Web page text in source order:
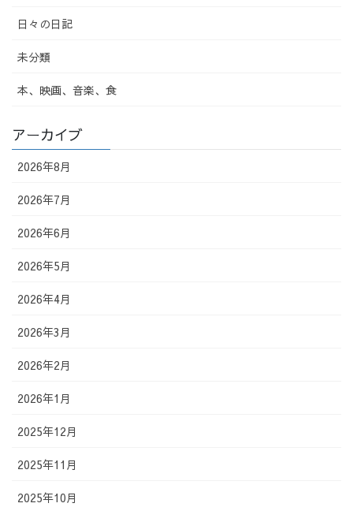
日々の日記
未分類
本、映画、音楽、食
アーカイブ
2026年8月
2026年7月
2026年6月
2026年5月
2026年4月
2026年3月
2026年2月
2026年1月
2025年12月
2025年11月
2025年10月